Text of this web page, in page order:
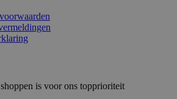
is voor ons topprioriteit